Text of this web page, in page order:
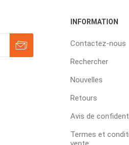
INFORMATION
Contactez-nous
Rechercher
Nouvelles
Retours
Avis de
Termes et